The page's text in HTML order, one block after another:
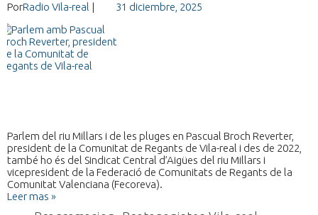
PorRadio Vila-real | 31 diciembre, 2025
Parlem del riu Millars i de les pluges en Pascual Broch Reverter,
president de la Comunitat de Regants de Vila-real i des de 2022,
també ho és del Sindicat Central d’Aigües del riu Millars i
vicepresident de la Federació de Comunitats de Regants de la
Comunitat Valenciana (Fecoreva).
Leer mas »